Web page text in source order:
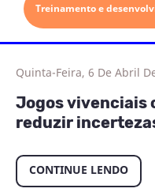
Treinamento e
Quinta-Feira, 6 De Abril
Jogos vivenciais
reduzir
CONTINUE LENDO